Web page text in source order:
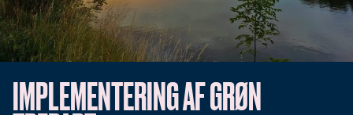
IMPLEMENTERING AF GRØN